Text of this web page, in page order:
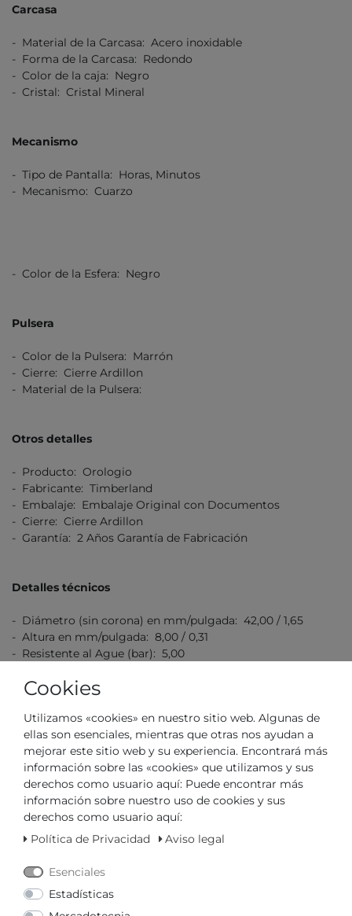
Carcasa
- Material de la Carcasa: Acero inoxidable
- Forma de la Carcasa: Redondo
- Color de la caja: Negro
- Cristal: Cristal Mineral
Mecanismo
- Tipo de Pantalla: Horas, Minutos
- Mecanismo: Cuarzo
- Color de la Esfera: Negro
Pulsera
- Color de la Pulsera: Marrón
- Cierre: Cierre Ardillon
- Material de la Pulsera:
Otros detalles
- Producto: Orologio
- Fabricante: Timberland
- Embalaje: Embalaje Original con Documentos
- Cierre: Cierre Ardillon
- Garantía: 2 Años Garantía de Fabricación
Detalles técnicos
- Diámetro (sin corona) en mm/pulgada: 42,00 / 1,65
- Altura en mm/pulgada: 8,00 / 0,31
- Resistente al Ague (bar): 5,00
N.° de artículoTDWGA0011401
129,00 €*
Cookies
Utilizamos «cookies» en nuestro sitio web. Algunas de
ellas son esenciales, mientras que otras nos ayudan a
mejorar este sitio web y su experiencia. Encontrará más
información sobre las «cookies» que utilizamos y sus
derechos como usuario aquí: Puede encontrar más
información sobre nuestro uso de cookies y sus
derechos como usuario aquí:
Política de Privacidad
Aviso legal
Esenciales
Estadísticas